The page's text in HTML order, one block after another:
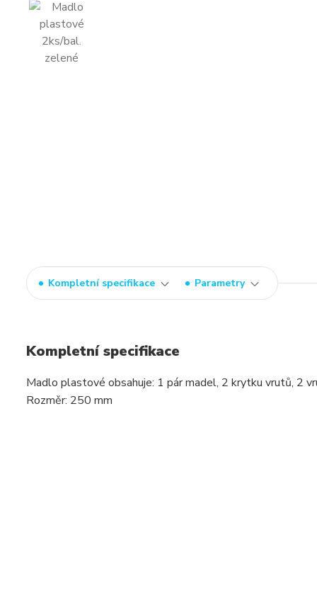
Kompletní specifikace Parametry
Kompletní specifikace
Madlo plastové obsahuje: 1 pár madel, 2 krytku vrutů, 2
Rozměr: 250 mm